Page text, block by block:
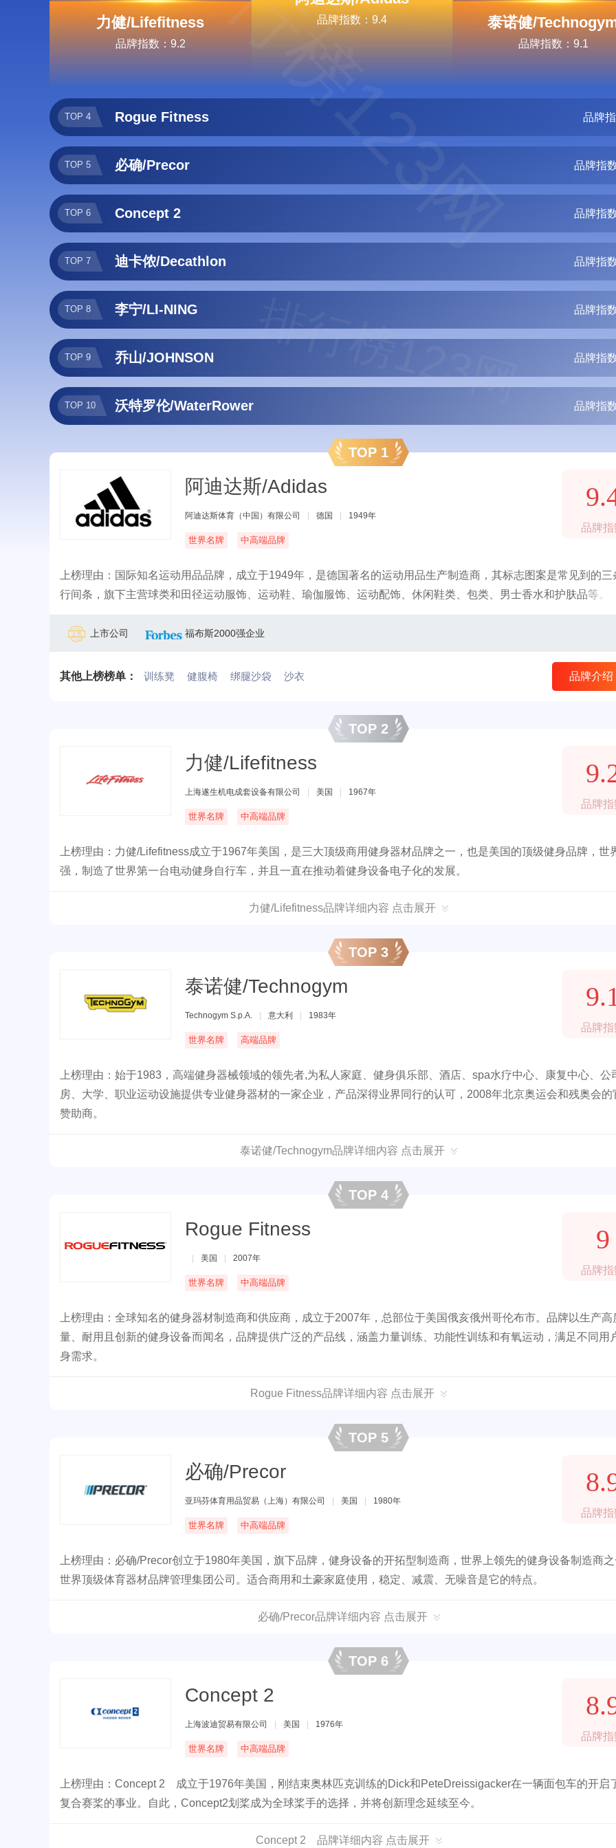
力健/Lifefitness
品牌指数：9.2
品牌指数：9.4 泰诺健/
品牌指数：9.1
TOP 4 Rogue Fitness 品牌
TOP 5 必确/Precor 品牌指
TOP 6 Concept 2 品牌指
TOP 7 迪卡侬/Decathlon 品牌指
TOP 8 李宁/LI-NING 品牌指
TOP 9 乔山/JOHNSON 品牌指
TOP 10 沃特罗伦/WaterRower 品牌指
TOP 1
阿迪达斯/Adidas
阿迪达斯体育（中国）有限公司 德国 1949年
世界名牌 中高端品牌
品牌指
上榜理由：国际知名运动用品品牌，成立于1949年，是德国著名的运动用品生产制造商，其标志图案是常见到的三
行间条，旗下主营球类和田径运动服饰、运动鞋、瑜伽服饰、运动配饰、休闲鞋类、包类、男士香水和护肤品等。
上市公司 福布斯2000强企业
其他上榜榜单： 训练凳 健腹椅 绑腿沙袋 沙衣 品牌介绍
TOP 2
力健/Lifefitness
上海遂生机电成套设备有限公司 美国 1967年
世界名牌 中高端品牌
品牌指
上榜理由：力健/Lifefitness成立于1967年美国，是三大顶级商用健身器材品牌之一，也是美国的顶级健身品牌，世
强，制造了世界第一台电动健身自行车，并且一直在推动着健身设备电子化的发展。
力健/Lifefitness品牌详细内容 点击展开
TOP 3
泰诺健/Technogym
Technogym S.p.A. 意大利 1983年
世界名牌 高端品牌
品牌指
上榜理由：始于1983，高端健身器械领域的领先者,为私人家庭、健身俱乐部、酒店、spa水疗中心、康复中心、公
房、大学、职业运动设施提供专业健身器材的一家企业，产品深得业界同行的认可，2008年北京奥运会和残奥会的
赞助商。
泰诺健/Technogym品牌详细内容 点击展开
TOP 4
Rogue Fitness
美国 2007年
世界名牌 中高端品牌
9
品牌指
上榜理由：全球知名的健身器材制造商和供应商，成立于2007年，总部位于美国俄亥俄州哥伦布市。品牌以生产高
量、耐用且创新的健身设备而闻名，品牌提供广泛的产品线，涵盖力量训练、功能性训练和有氧运动，满足不同用
身需求。
Rogue Fitness品牌详细内容 点击展开
TOP 5
必确/Precor
亚玛芬体育用品贸易（上海）有限公司 美国 1980年
世界名牌 中高端品牌
品牌指
上榜理由：必确/Precor创立于1980年美国，旗下品牌，健身设备的开拓型制造商，世界上领先的健身设备制造商之
世界顶级体育器材品牌管理集团公司。适合商用和土豪家庭使用，稳定、减震、无噪音是它的特点。
必确/Precor品牌详细内容 点击展开
TOP 6
Concept 2
上海波迪贸易有限公司 美国 1976年
世界名牌 中高端品牌
品牌指
上榜理由：Concept 2 成立于1976年美国，刚结束奥林匹克训练的Dick和PeteDreissigacker在一辆面包车的开启
复合赛桨的事业。自此，Concept2划桨成为全球桨手的选择，并将创新理念延续至今。
Concept 2 品牌详细内容 点击展开
排行榜123网
排行榜123网